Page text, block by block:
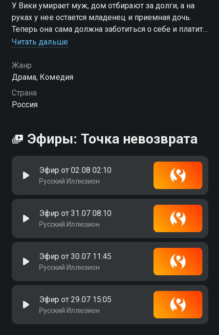
У Вики умирает муж, дом отбирают за долги, а на
руках у нее остается младенец и приемная дочь.
Теперь она сама должна заботиться о себе и платить
по счетам…
Читать дальше
Жанр
Драма, Комедия
Страна
Россия
Эфиры: Точка невозврата
Эфир от 02.08 02:10
Русский Иллюзион
Эфир от 31.07 08:10
Русский Иллюзион
Эфир от 30.07 11:45
Русский Иллюзион
Эфир от 29.07 15:05
Русский Иллюзион